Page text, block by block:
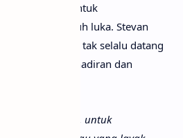
perjuangan untuk
meski penuh luka. Stevan
cinta sejati tak selalu datang
lewat kehadiran dan
aku kesempatan, untuk